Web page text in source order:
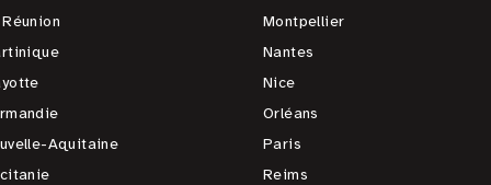
Aquitaine
Montpellier
Nantes
Nice
Orléans
Paris
Reims